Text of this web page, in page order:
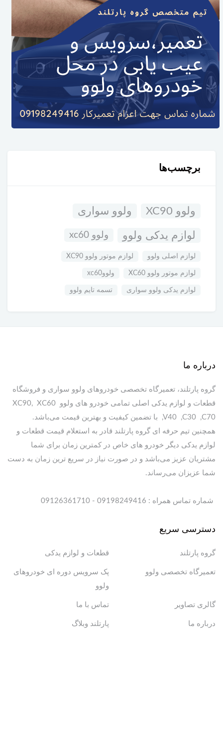
برچسب‌ها
ولوو XC90 ولوو سواری
لوازم یدکی ولوو ولوو xc60
لوازم اصلی ولوو لوازم موتور ولوو XC90
لوازم موتور ولوو XC60 ولووxc60
لوازم یدکی ولوو سواری تسمه تایم ولوو
درباره ما
گروه پارتلند، تعمیرگاه تخصصی خودروهای ولوو سواری و فروشگاه
قطعات و لوازم یدکی اصلی تمامی خودرو های ولوو XC90, XC60
,V40 ,C30 ,C70 با تضمین کیفیت و بهترین قیمت می‌باشد.
همچنین تیم حرفه ای گروه پارتلند قادر به استعلام قیمت قطعات و
لوازم یدکی دیگر خودرو های خاص در کمترین زمان برای شما
مشتریان عزیز می‌باشد و در صورت نیاز در سریع ترین زمان به دست
شما عزیزان می‌رساند.
شماره تماس همراه : 09198249416 - 09126361710
دسترسی سریع
گروه پارتلند قطعات و لوازم یدکی
تعمیرگاه تخصصی ولوو
پک سرویس دوره ای خودروهای
ولوو
گالری تصاویر تماس با ما
درباره ما پارتلند وبلاگ